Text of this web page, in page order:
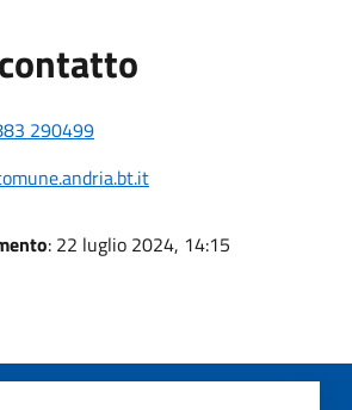
290499
: 22 luglio 2024, 14:15